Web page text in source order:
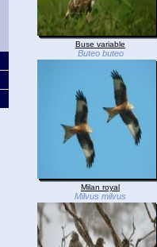
Buse variable
Buteo buteo
Milan royal
Milvus milvus